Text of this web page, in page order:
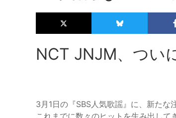
NCT JNJM、つい
3月1日の『SBS人気歌謡』に、新たな